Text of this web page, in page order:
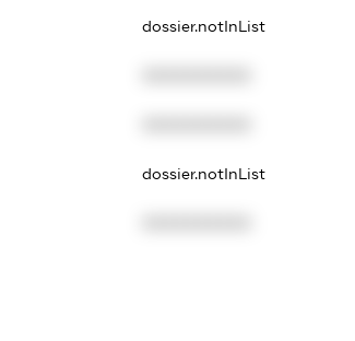
dossier.notInList
dossier.notInList